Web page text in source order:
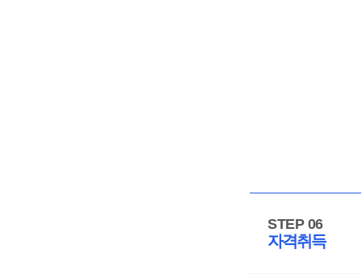
STEP 06
자격취득